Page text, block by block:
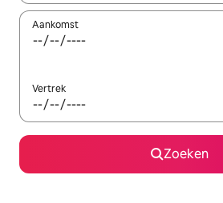
Aankomst
Vertrek
Zoeken